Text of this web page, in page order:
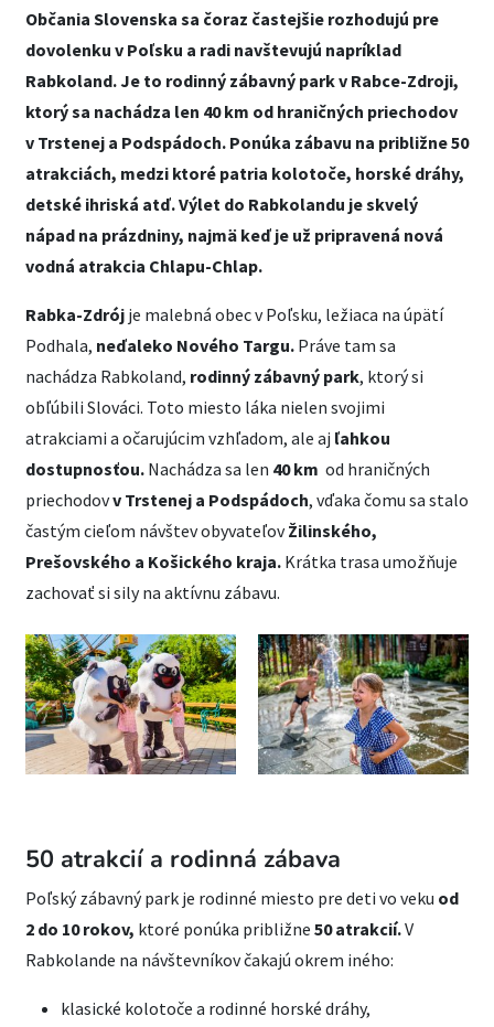
Občania Slovenska sa čoraz častejšie rozhodujú pre
dovolenku v Poľsku a radi navštevujú napríklad
Rabkoland. Je to rodinný zábavný park v Rabce-Zdroji,
ktorý sa nachádza len 40 km od hraničných priechodov
v Trstenej a Podspádoch. Ponúka zábavu na približne 50
atrakciách, medzi ktoré patria kolotoče, horské dráhy,
detské ihriská atď. Výlet do Rabkolandu je skvelý
nápad na prázdniny, najmä keď je už pripravená nová
vodná atrakcia Chlapu-Chlap.
Rabka-Zdrój je malebná obec v Poľsku, ležiaca na úpätí
Podhala, neďaleko Nového Targu. Práve tam sa
nachádza Rabkoland, rodinný zábavný park, ktorý si
obľúbili Slováci. Toto miesto láka nielen svojimi
atrakciami a očarujúcim vzhľadom, ale aj ľahkou
dostupnosťou. Nachádza sa len 40 km od hraničných
priechodovv Trstenej a Podspádoch, vďaka čomu sa stalo
častým cieľom návštev obyvateľovŽilinského,
Prešovského a Košického kraja. Krátka trasa umožňuje
zachovať si sily na aktívnu zábavu.
50 atrakcií a rodinná zábava
Poľský zábavný park je rodinné miesto pre deti vo veku od
2 do 10 rokov, ktoré ponúka približne 50 atrakcií.V
Rabkolande na návštevníkov čakajú okrem iného:
klasické kolotoče a rodinné horské dráhy,